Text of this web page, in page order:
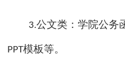
3.公文类： 学院公务
PPT模板等。